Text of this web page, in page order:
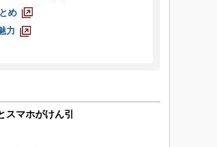
め
力
スマホがけん引